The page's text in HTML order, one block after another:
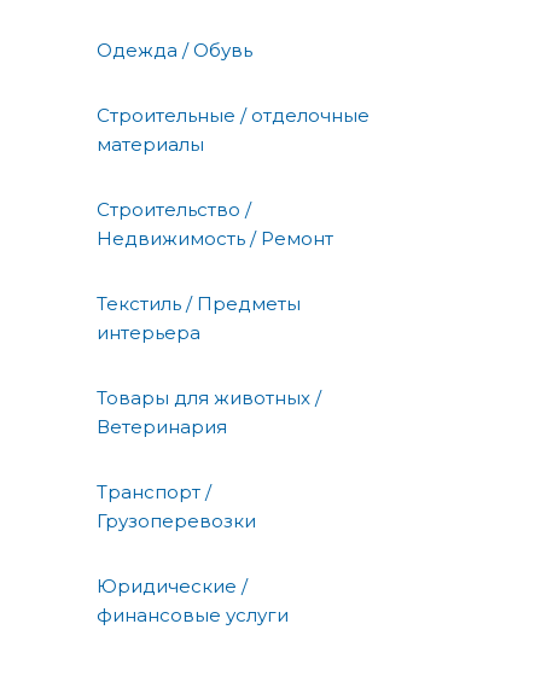
Одежда / Обувь
Строительные / отделочные
материалы
Строительство /
Недвижимость / Ремонт
Текстиль / Предметы
интерьера
Товары для животных /
Ветеринария
Транспорт /
Грузоперевозки
Юридические /
финансовые услуги